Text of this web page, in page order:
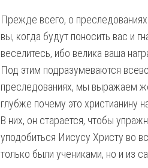
Прежде всего, о
вы, когда будут поносить вас и
веселитесь, ибо велика ваша
Под этим подразумеваются
преследованиях, мы выражаем
глубже почему это христианину
В них, он старается, чтобы
уподобиться Иисусу Христу во
только были учениками, но и из